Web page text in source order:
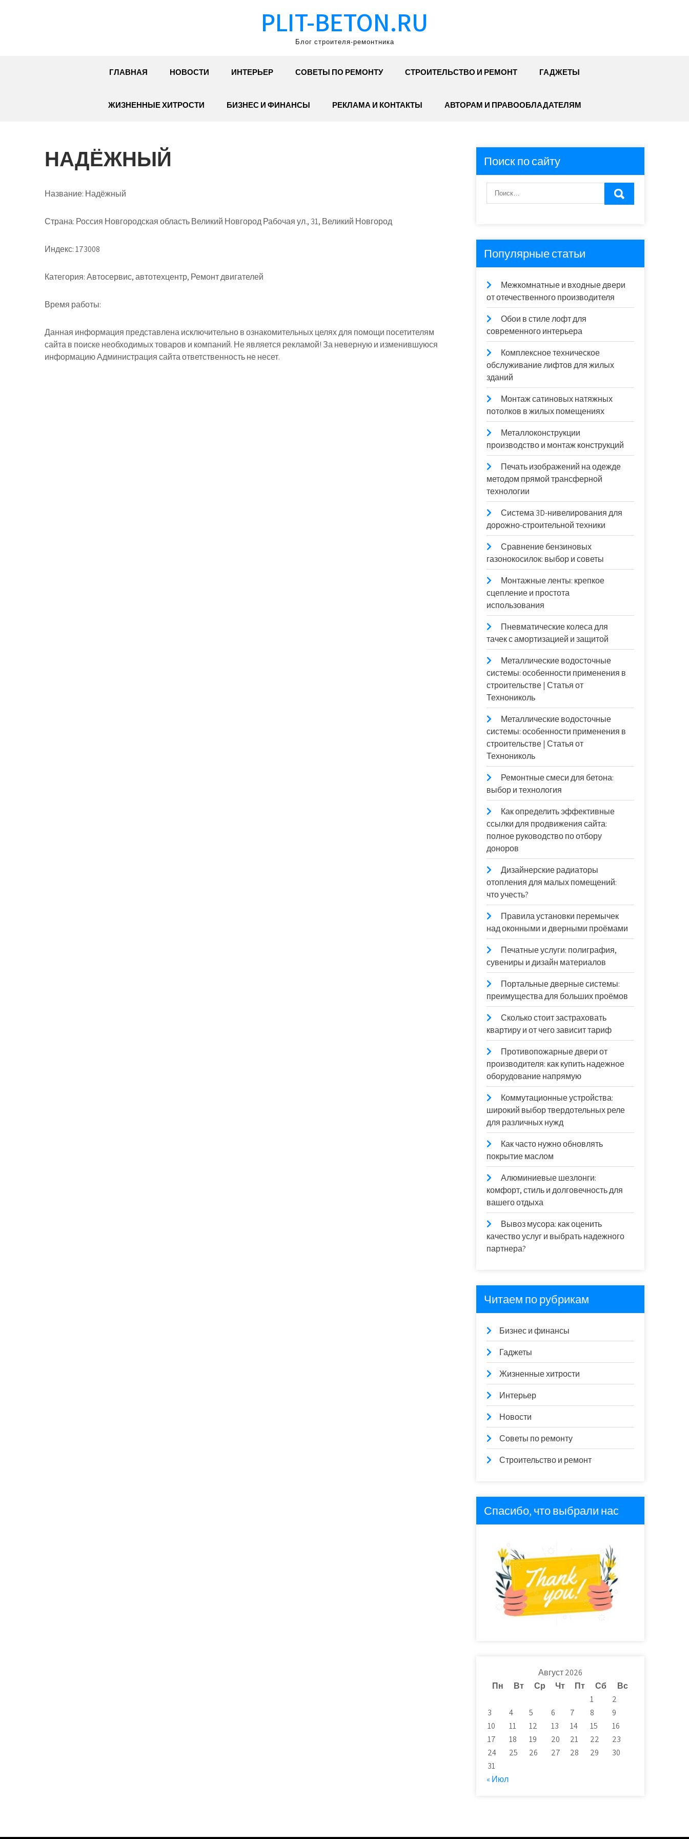
PLIT-BETON.RU
Блог строителя-ремонтника
ГЛАВНАЯ НОВОСТИ ИНТЕРЬЕР СОВЕТЫ ПО РЕМОНТУ СТРОИТЕЛЬСТВО И РЕМОНТ ГАДЖЕТЫ
ЖИЗНЕННЫЕ ХИТРОСТИ БИЗНЕС И ФИНАНСЫ РЕКЛАМА И КОНТАКТЫ АВТОРАМ И ПРАВООБЛАДАТЕЛЯМ
НАДЁЖНЫЙ
Название: Надёжный
Страна: Россия Новгородская область Великий Новгород Рабочая ул., 31, Великий Новгород
Индекс:173008
Категория:Автосервис, автотехцентр, Ремонт двигателей
Время работы:
Данная информация представлена исключительно в ознакомительных целях для помощи посетителям
сайта в поиске необходимых товаров и компаний. Не является рекламой! За неверную и изменившуюся
информацию Администрация сайта ответственность не несет.
Поиск по сайту
Популярные статьи
Межкомнатные и входные двери
от отечественного производителя
Обои в стиле лофт для
современного интерьера
Комплексное техническое
обслуживание лифтов для жилых
зданий
Монтаж сатиновых натяжных
потолков в жилых помещениях
Металлоконструкции
производство и монтаж конструкций
Печать изображений на одежде
методом прямой трансферной
технологии
Система 3D-нивелирования для
дорожно-строительной техники
Сравнение бензиновых
газонокосилок: выбор и советы
Монтажные ленты: крепкое
сцепление и простота
использования
Пневматические колеса для
тачек с амортизацией и защитой
Металлические водосточные
системы: особенности применения в
строительстве | Статья от
Технониколь
Металлические водосточные
системы: особенности применения в
строительстве | Статья от
Технониколь
Ремонтные смеси для бетона:
выбор и технология
Как определить эффективные
ссылки для продвижения сайта:
полное руководство по отбору
доноров
Дизайнерские радиаторы
отопления для малых помещений:
что учесть?
Правила установки перемычек
над оконными и дверными проёмами
Печатные услуги: полиграфия,
сувениры и дизайн материалов
Портальные дверные системы:
преимущества для больших проёмов
Сколько стоит застраховать
квартиру и от чего зависит тариф
Противопожарные двери от
производителя: как купить надежное
оборудование напрямую
Коммутационные устройства:
широкий выбор твердотельных реле
для различных нужд
Как часто нужно обновлять
покрытие маслом
Алюминиевые шезлонги:
комфорт, стиль и долговечность для
вашего отдыха
Вывоз мусора: как оценить
качество услуг и выбрать надежного
партнера?
Читаем по рубрикам
Бизнес и финансы
Гаджеты
Жизненные хитрости
Интерьер
Новости
Советы по ремонту
Строительство и ремонт
Спасибо, что выбрали нас
Август 2026
Пн
Вт Ср Чт Пт Сб
Вс
1
2
3
4 5 6 7 8
9
10
11 12 13 14 15
16
17
18 19 20 21 22
23
24
25 26 27 28 29
30
31
« Июл